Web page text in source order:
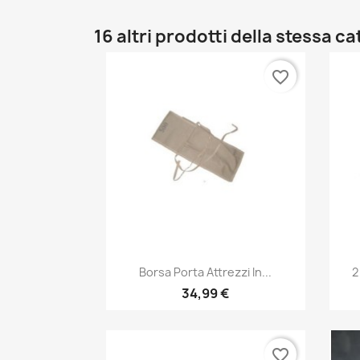
16 altri prodotti della stessa
Anteprima
Borsa Porta Attrezzi In...
34,99 €
favorite_border
favorite_border